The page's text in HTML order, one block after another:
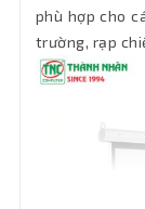
phù hợp cho
trường, rạp